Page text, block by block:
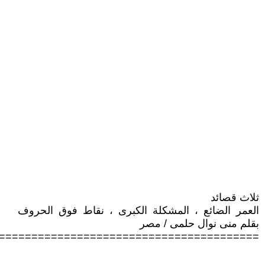
ثلاث قصائد
العمر الضائع ، المشكلة الكبرى ، نقاط فوق الحروف
بقلم منى نوال حلمى / مصر